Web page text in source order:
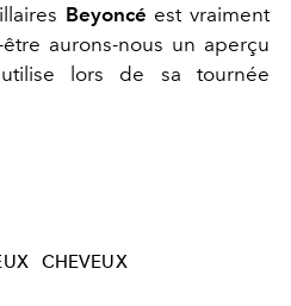
Beyoncé est vraiment
aurons-nous un aperçu
lors de sa tournée
CHEVEUX